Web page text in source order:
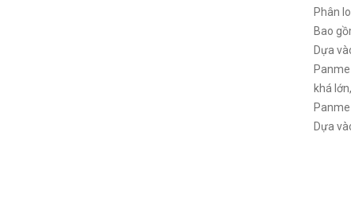
Phân
Bao
Dựa
khá
Dựa